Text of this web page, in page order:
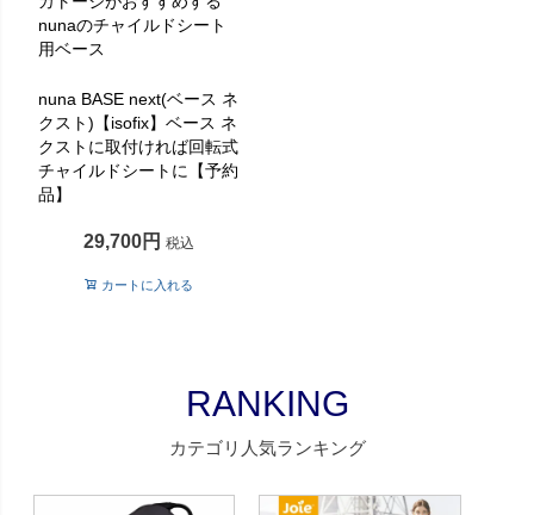
nunaのチャイルドシート
用ベース
nuna BASE next(ベース ネ
クスト)【isofix】ベース ネ
クストに取付ければ回転式
チャイルドシートに【予約
品】
29,700 税込
カートに入れる
RANKING
カテゴリ人気ランキング